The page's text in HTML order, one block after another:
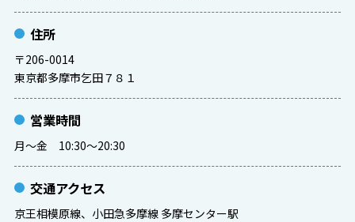
住所
〒206-0014
東京都多摩市乞田７８１
営業時間
月～金 10:30～20:30
交通アクセス
京王相模原線、小田急多摩線 多摩センター駅